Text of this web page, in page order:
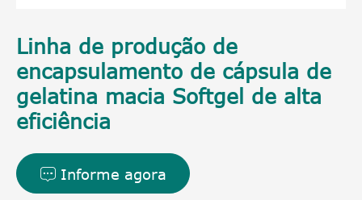
Linha de produção de
encapsulamento de cápsula de
gelatina macia Softgel de alta
eficiência
Informe agora